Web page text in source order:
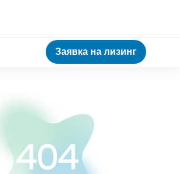
Заявка на лизинг